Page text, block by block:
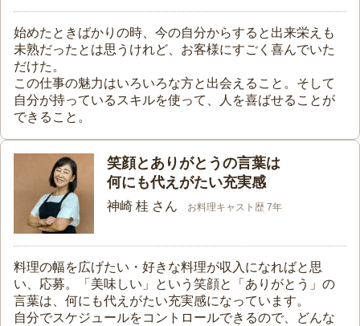
始めたときばかりの時、今の自分からすると出来栄えも
未熟だったとは思うけれど、お客様にすごく喜んでいた
だけた。
この仕事の魅力はいろいろな方と出会えること。そして
自分が持っているスキルを使って、人を喜ばせることが
できること。
笑顔とありがとうの言葉は
何にも代えがたい充実感
神崎 桂 さん お料理キャスト歴 7年
料理の幅を広げたい・好きな料理が収入になればと思
い、応募。「美味しい」という笑顔と「ありがとう」の
言葉は、何にも代えがたい充実感になっています。
自分でスケジュールをコントロールできるので、どんな